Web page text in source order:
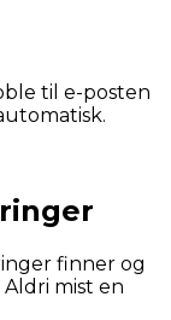
til e-posten
finner og
mist en